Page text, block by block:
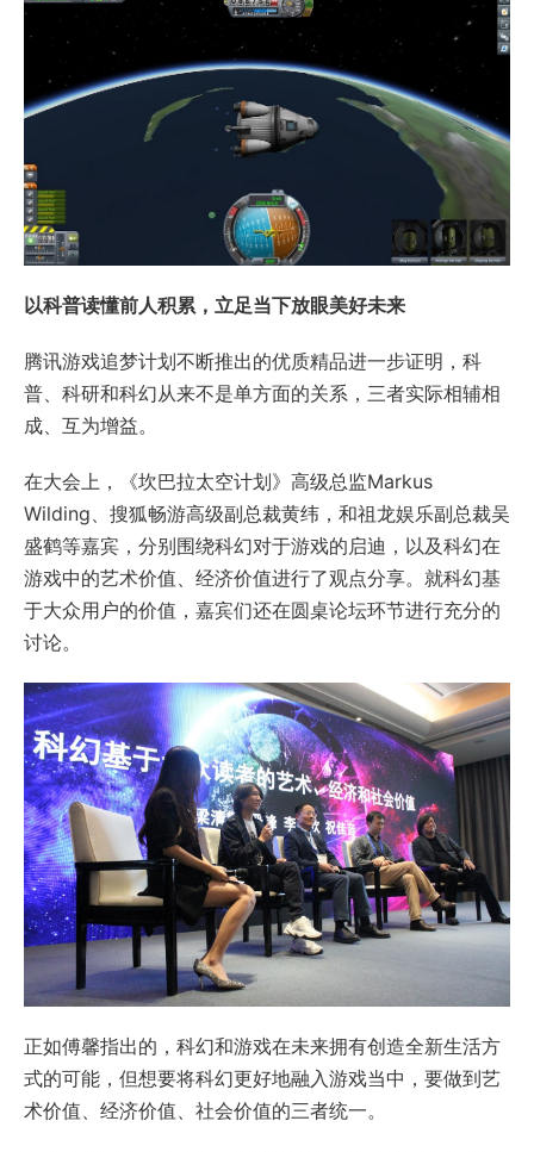
以科普读懂前人积累，立足当下放眼美好未来
腾讯游戏追梦计划不断推出的优质精品进一步证明，科
普、科研和科幻从来不是单方面的关系，三者实际相辅相
成、互为增益。
在大会上，《坎巴拉太空计划》高级总监Markus
Wilding、搜狐畅游高级副总裁黄纬，和祖龙娱乐副总裁吴
盛鹤等嘉宾，分别围绕科幻对于游戏的启迪，以及科幻在
游戏中的艺术价值、经济价值进行了观点分享。就科幻基
于大众用户的价值，嘉宾们还在圆桌论坛环节进行充分的
讨论。
正如傅馨指出的，科幻和游戏在未来拥有创造全新生活方
式的可能，但想要将科幻更好地融入游戏当中，要做到艺
术价值、经济价值、社会价值的三者统一。